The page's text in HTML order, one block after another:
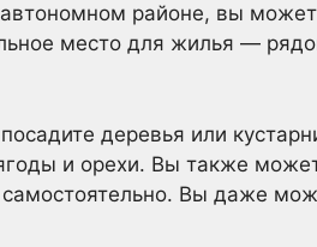
районе, вы
место для жилья —
деревья или
и орехи. Вы также
Вы даже